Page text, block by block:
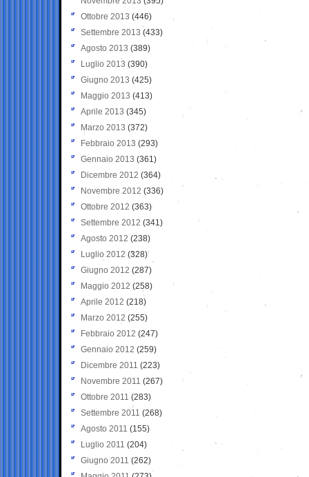
Ottobre 2013 (446)
Settembre 2013 (433)
Agosto 2013 (389)
Luglio 2013 (390)
Giugno 2013 (425)
Maggio 2013 (413)
Aprile 2013 (345)
Marzo 2013 (372)
Febbraio 2013 (293)
Gennaio 2013 (361)
Dicembre 2012 (364)
Novembre 2012 (336)
Ottobre 2012 (363)
Settembre 2012 (341)
Agosto 2012 (238)
Luglio 2012 (328)
Giugno 2012 (287)
Maggio 2012 (258)
Aprile 2012 (218)
Marzo 2012 (255)
Febbraio 2012 (247)
Gennaio 2012 (259)
Dicembre 2011 (223)
Novembre 2011 (267)
Ottobre 2011 (283)
Settembre 2011 (268)
Agosto 2011 (155)
Luglio 2011 (204)
Giugno 2011 (262)